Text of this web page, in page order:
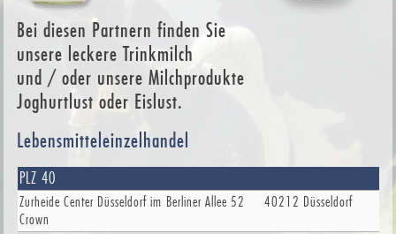
Bei diesen Partnern finden Sie
unsere leckere Trinkmilch
und / oder unsere Milchprodukte
Joghurtlust oder Eislust.
Lebensmitteleinzelhandel
PLZ 40
Zurheide Center Düsseldorf im
Crown
Berliner Allee 52 40212 Düsseldorf